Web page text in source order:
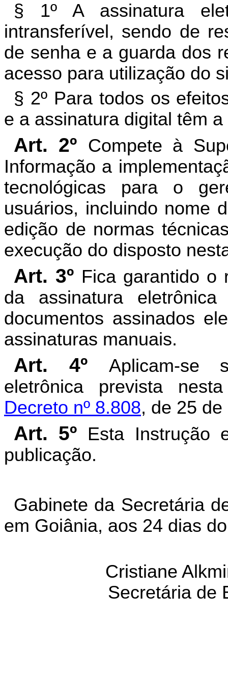
§ 1º A assinatura
intransferível, sendo de
de senha e a guarda dos
acesso para utilização do
§ 2º Para todos os
e a assinatura digital têm
Art. 2º Compete à
Informação a
tecnológicas para o
usuários, incluindo nome
edição de normas
execução do disposto
Art. 3º Fica garantido o
da assinatura eletrônica
documentos assinados
assinaturas manuais.
Art. 4º
Aplicam-se
eletrônica prevista
Decreto nº 8.808, de 25
Art. 5º Esta Instrução
publicação.
Gabinete da Secretária
em Goiânia, aos 24 dias
Cristiane
Secretária de